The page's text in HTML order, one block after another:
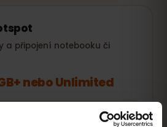
a připojení notebooku či
nebo Unlimited